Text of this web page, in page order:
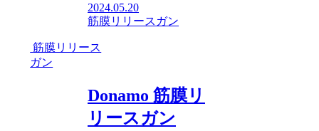
2024.05.20
筋膜リリースガン
筋膜リリース
ガン
Donamo 筋膜リ
リースガン